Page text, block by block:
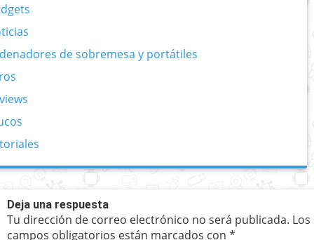
de sobremesa y portátiles
Deja una respuesta
Tu dirección de correo electrónico no será publicada. Los
campos obligatorios están marcados con *